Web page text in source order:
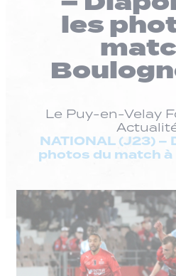
les
Le Puy-en-Velay
NATIONAL (J23) –
photos du match à